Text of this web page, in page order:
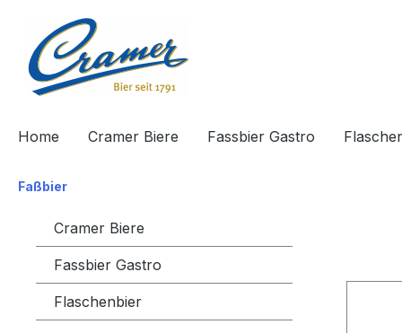
Zur Hauptnavigation springen
Home Cramer Biere Fassbier Gastro
Faßbier
Cramer Biere
Fassbier Gastro
Flaschenbier